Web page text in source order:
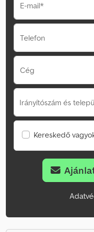
E-mail*
Telefon
Cég
Irányítószám és
Kereskedő